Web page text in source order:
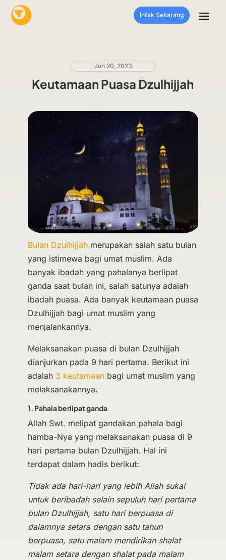
Infak Sekarang
Jun 20, 2023
Keutamaan Puasa Dzulhijjah
Bulan Dzulhijjahmerupakan salah satu bulan
yang istimewa bagi umat muslim. Ada
banyak ibadah yang pahalanya berlipat
ganda saat bulan ini, salah satunya adalah
ibadah puasa. Ada banyak keutamaan puasa
Dzulhijjah bagi umat muslim yang
menjalankannya.
Melaksanakan puasa di bulan Dzulhijjah
dianjurkan pada 9 hari pertama. Berikut ini
adalah 3 keutamaanbagi umat muslim yang
melaksanakannya.
1. Pahala berlipat ganda
Allah Swt. melipat gandakan pahala bagi
hamba-Nya yang melaksanakan puasa di 9
hari pertama bulan Dzulhijjah. Hal ini
terdapat dalam hadis berikut:
Tidak ada hari-hari yang lebih Allah sukai
untuk beribadah selain sepuluh hari pertama
bulan Dzulhijjah, satu hari berpuasa di
dalamnya setara dengan satu tahun
berpuasa, satu malam mendirikan shalat
malam setara dengan shalat pada malam